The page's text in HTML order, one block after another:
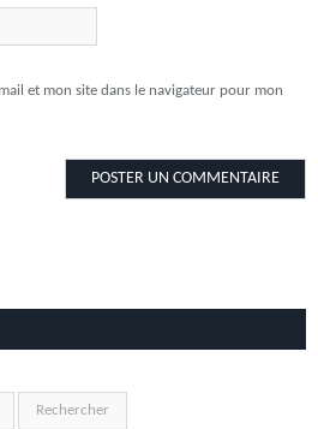
et mon site dans le navigateur pour mon